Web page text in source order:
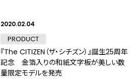
2020.02.04
PRODUCT
『The CITIZEN（ザ・シチズン）』誕生25周年
記念 金箔入りの和紙文字板が美しい数
量限定モデルを発売